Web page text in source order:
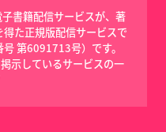
書籍配信サービスが、著
た正規版配信サービスで
第6091713号）です。
示しているサービスの一